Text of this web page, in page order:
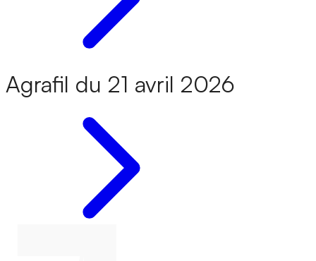
Agrafil du 21 avril 2026